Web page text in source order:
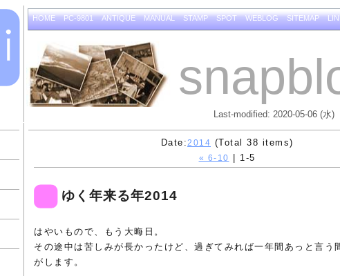
HOME PC-9801 ANTIQUE MANUAL STAMP SPOT WEBLOG SITEMAP
Last-modified: 2020-05-06 (水)
Date: 2014 (Total 38 items)
« 6-10 | 1-5
ゆく年来る年2014
はやいもので、もう大晦日。
その途中は苦しみが長かったけど、過ぎてみれば一年間あっと言う
がします。